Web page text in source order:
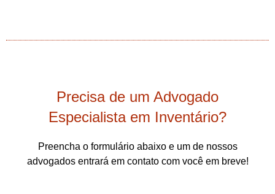
Precisa de um Advogado
Especialista em Inventário?
Preencha o formulário abaixo e um de nossos
advogados entrará em contato com você em breve!